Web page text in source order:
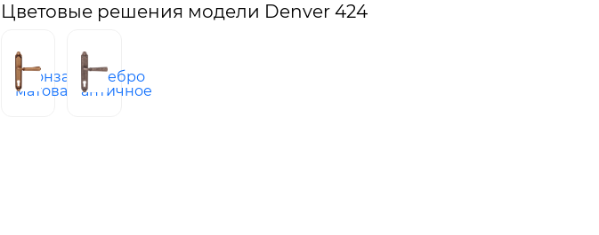
Цветовые решения модели Denver 424
бронза
матовая
серебро
античное